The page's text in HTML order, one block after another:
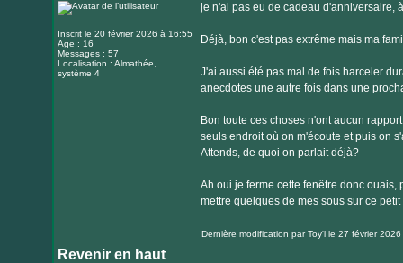
Inscrit le 20 février 2026 à 16:55
Age : 16
Messages : 57
Localisation : Almathée,
système 4
je n'ai pas eu de cadeau d'anniversaire,
Déjà, bon c'est pas extrême mais ma
J'ai aussi été pas mal de fois harceler
anecdotes une autre fois dans une
Bon toute ces choses n'ont aucun
seuls endroit où on m'écoute et puis on
Attends, de quoi on parlait déjà?
Ah oui je ferme cette fenêtre donc
mettre quelques de mes sous sur ce
Dernière modification parToy'lle 27 février 2026
Revenir en haut